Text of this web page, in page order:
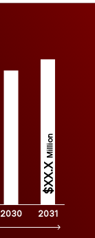
2030 2031
$XX.X
Million